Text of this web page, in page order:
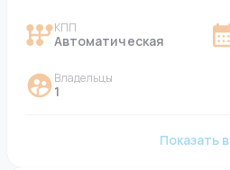
КПП
Автоматическая
Владельцы
1
Показать